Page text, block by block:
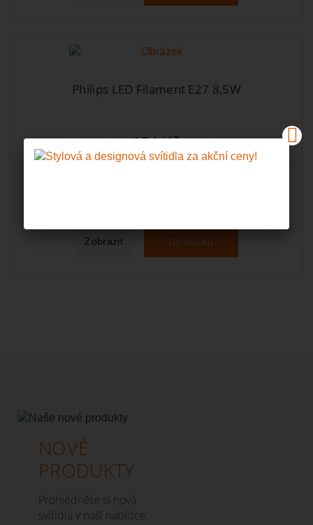
Philips LED Filament E27 8,5W
154 Kč
Zobrazit Do košíku
NOVÉ
PRODUKTY
Prohlédněte si nová
svítidla v naší nabídce.